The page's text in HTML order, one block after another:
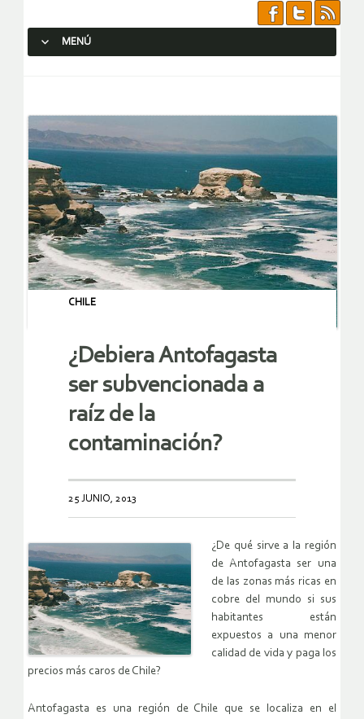
MENÚ
CHILE
¿Debiera Antofagasta
ser subvencionada a
raíz de la
contaminación?
25 JUNIO, 2013
¿De qué sirve a la región
de Antofagasta ser una
de las zonas más ricas en
cobre del mundo si sus
habitantes están
expuestos a una menor
calidad de vida y paga los
precios más caros de Chile?
Antofagasta es una región de Chile que se localiza en el